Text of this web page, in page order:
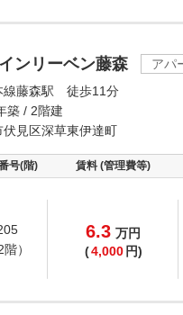
ンリーベン藤森
アパ
線藤森駅 徒歩11分
築 / 2階建
伏見区深草東伊達町
号(階) 賃料 (管理費等)
階）
6.3 万円
(4,000 円)